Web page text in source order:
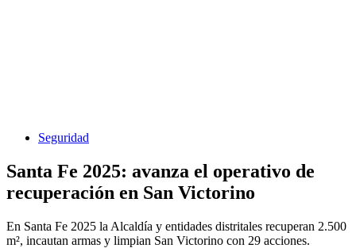
Seguridad
Santa Fe 2025: avanza el operativo de
recuperación en San Victorino
En Santa Fe 2025 la Alcaldía y entidades distritales recuperan 2.500
m², incautan armas y limpian San Victorino con 29 acciones.